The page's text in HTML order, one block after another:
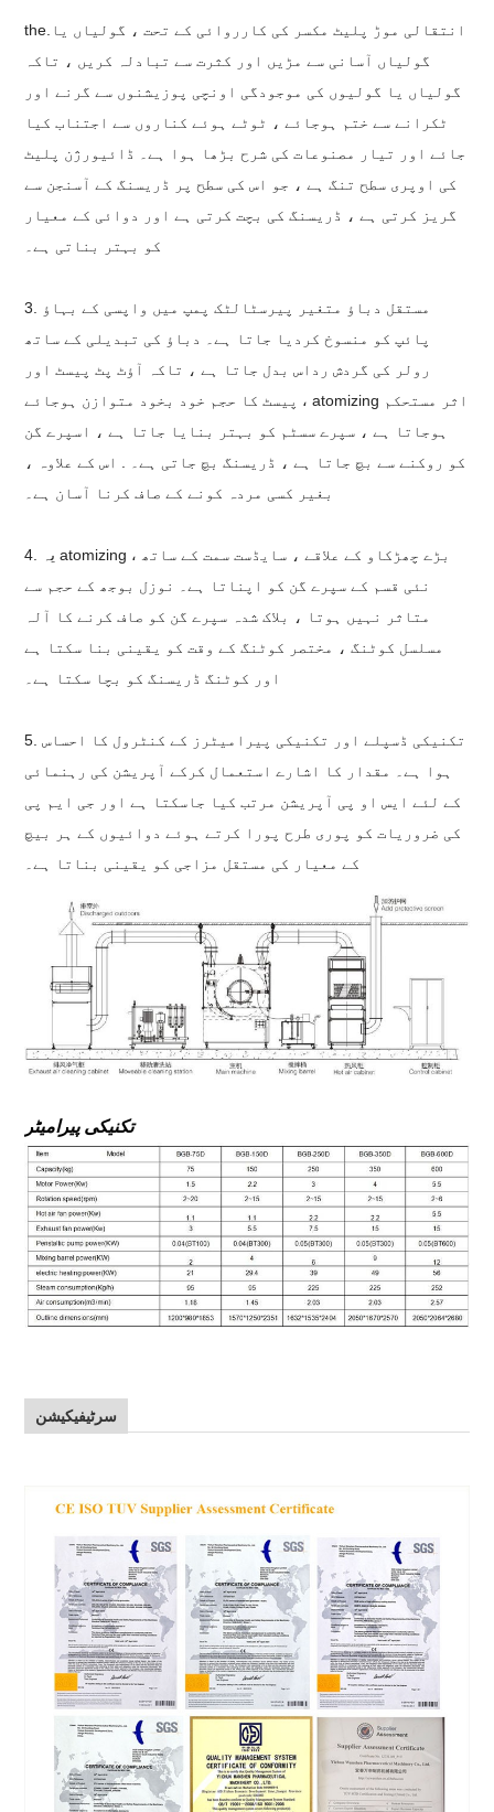
the.انتقالی موڑ پلیٹ مکسر کی کارروائی کے تحت ، گولیاں یا
گولیاں آسانی سے مڑیں اور کثرت سے تبادلہ کریں ، تاکہ
گولیاں یا گولیوں کی موجودگی اونچی پوزیشنوں سے گرنے اور
ٹکرانے سے ختم ہوجائے ، ٹوٹے ہوئے کناروں سے اجتناب کیا
جائے اور تیار مصنوعات کی شرح بڑھا ہوا ہے۔ ڈائیورژن پلیٹ
کی اوپری سطح تنگ ہے ، جو اس کی سطح پر ڈریسنگ کے آسنجن سے
گریز کرتی ہے ، ڈریسنگ کی بچت کرتی ہے اور دوائی کے معیار
کو بہتر بناتی ہے۔
3. مستقل دباؤ متغیر پیرسٹالٹک پمپ میں واپسی کے بہاؤ
پائپ کو منسوخ کردیا جاتا ہے۔ دباؤ کی تبدیلی کے ساتھ
رولر کی گردش رداس بدل جاتا ہے ، تاکہ آؤٹ پٹ پیسٹ اور
پیسٹ کا حجم خود بخود متوازن ہوجائے ، atomizing اثر مستحکم
ہوجاتا ہے ، سپرے سسٹم کو بہتر بنایا جاتا ہے ، اسپرے گن
کو روکنے سے بچ جاتا ہے ، ڈریسنگ بچ جاتی ہے۔ . اس کے علاوہ ،
بغیر کسی مردہ کونے کے صاف کرنا آسان ہے۔
4. یہ atomizing ، بڑے چھڑکاو کے علاقے ، سایڈست سمت کے ساتھ
نئی قسم کے سپرے گن کو اپناتا ہے۔ نوزل بوجھ کے حجم سے
متاثر نہیں ہوتا ، بلاک شدہ سپرے گن کو صاف کرنے کا آلہ
مسلسل کوٹنگ ، مختصر کوٹنگ کے وقت کو یقینی بنا سکتا ہے
اور کوٹنگ ڈریسنگ کو بچا سکتا ہے۔
5. تکنیکی ڈسپلے اور تکنیکی پیرامیٹرز کے کنٹرول کا احساس
ہوا ہے۔ مقدار کا اشارے استعمال کرکے آپریشن کی رہنمائی
کے لئے ایس او پی آپریشن مرتب کیا جاسکتا ہے اور جی ایم پی
کی ضروریات کو پوری طرح پورا کرتے ہوئے دوائیوں کے ہر بیچ
کے معیار کی مستقل مزاجی کو یقینی بناتا ہے۔
تکنیکی پیرامیٹر
سرٹیفیکیشن